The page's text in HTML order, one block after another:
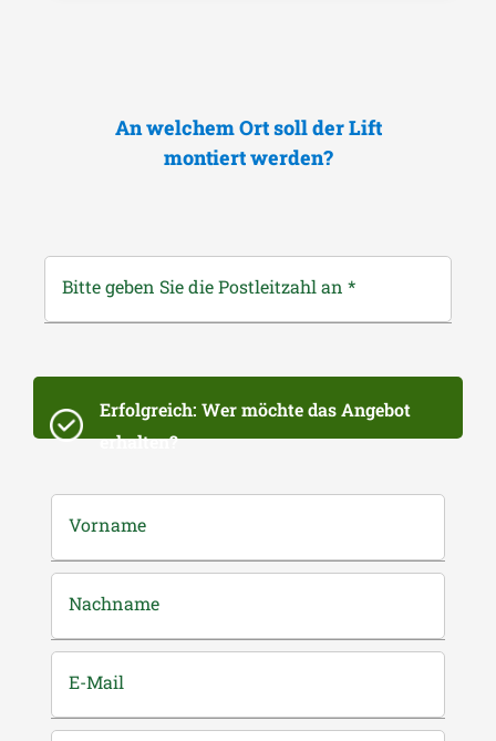
An welchem Ort soll der Lift
montiert werden?
Bitte geben Sie die Postleitzahl an *
Erfolgreich: Wer möchte das Angebot
erhalten?
Vorname
Nachname
E-Mail